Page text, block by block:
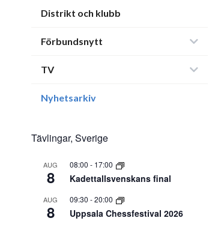
Distrikt och klubb
Förbundsnytt
TV
Nyhetsarkiv
Tävlingar, Sverige
AUG
8
08:00 - 17:00
Kadettallsvenskans final
AUG
8
09:30 -20:00
Uppsala Chessfestival 2026